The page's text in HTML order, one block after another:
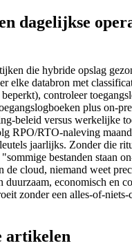
dagelijkse
die hybride opslag
elke databron met
controleer
plus on-
beleid versus werkelijke
RPO/RTO-naleving
jaarlijks. Zonder die
bestanden staan
de cloud, niemand weet
duurzaam, economisch en
zonder een alles-of-
artikelen